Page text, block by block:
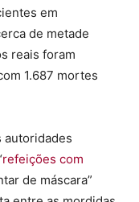
em
de metade
reais foram
1.687 mortes
autoridades
refeições com
de máscara”